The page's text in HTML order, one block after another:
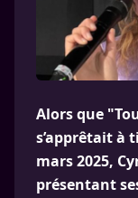
Alors que
s’apprêtait à
mars 2025,
présentant